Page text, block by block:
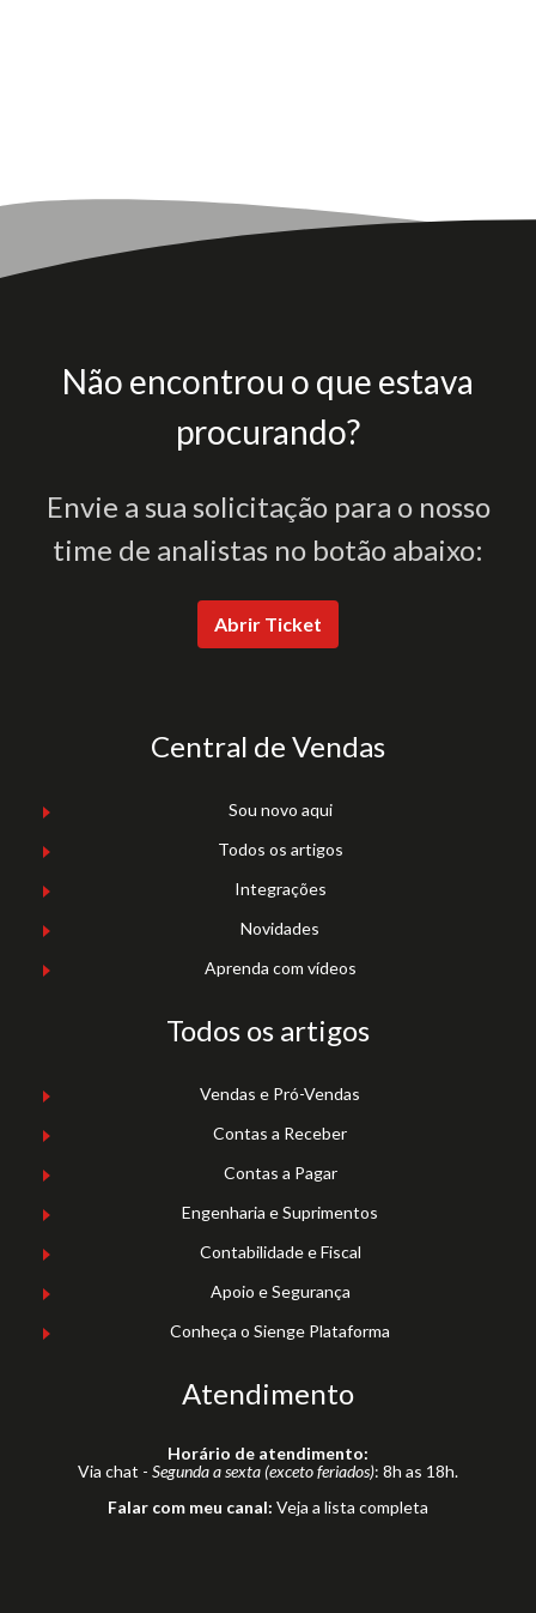
Não encontrou o que estava
procurando?
Envie a sua solicitação para o nosso
time de analistas no botão abaixo:
Abrir Ticket
Central de Vendas
Sou novo aqui
Todos os artigos
Integrações
Novidades
Aprenda com vídeos
Todos os artigos
Vendas e Pró-Vendas
Contas a Receber
Contas a Pagar
Engenharia e Suprimentos
Contabilidade e Fiscal
Apoio e Segurança
Conheça o Sienge Plataforma
Atendimento
Horário de atendimento:
Via chat - Segunda a sexta (exceto feriados): 8h as 18h.
Falar com meu canal: Veja a lista completa